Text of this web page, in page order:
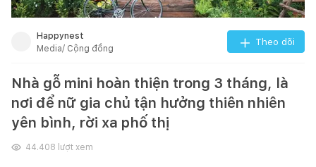
Happynest
Media/ Cộng đồng
Theo dõi
Nhà gỗ mini hoàn thiện trong 3 tháng, là
nơi để nữ gia chủ tận hưởng thiên nhiên
yên bình, rời xa phố thị
44.408 lượt xem